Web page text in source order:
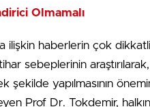
Olmamalı
ilişkin haberlerin çok
sebeplerinin
şekilde yapılmasının
Prof Dr. Tokdemir, halkın